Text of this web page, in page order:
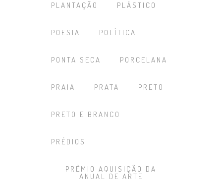
PLANTAÇÃO PLÁSTICO
POESIA POLÍTICA
PONTA SECA PORCELANA
PRAIA PRATA PRETO
PRETO E BRANCO
PRÉDIOS
PRÊMIO AQUISIÇÃO DA
ANUAL DE ARTE